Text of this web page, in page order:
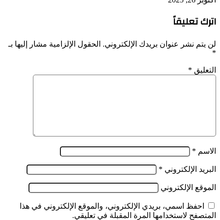
نشر عنوان بريدك الإلكتروني. الحقول الإلزامية مشار إليها بـ
*
*
الإلكتروني*
الإلكتروني
اسمي، بريدي الإلكتروني، والموقع الإلكتروني في هذا
لاستخدامها المرة المقبلة في تعليقي.